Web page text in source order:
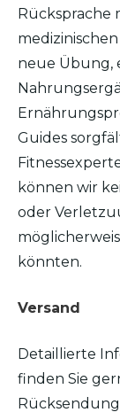
Rücksprache
neue Übung,
Guides
können wir
oder
könnten.
Versand
Detaillierte
finden Sie